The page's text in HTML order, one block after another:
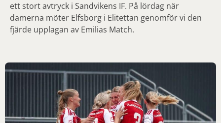
ett stort avtryck i Sandvikens IF. På lördag när
damerna möter Elfsborg i Elitettan genomför vi den
fjärde upplagan av Emilias Match.